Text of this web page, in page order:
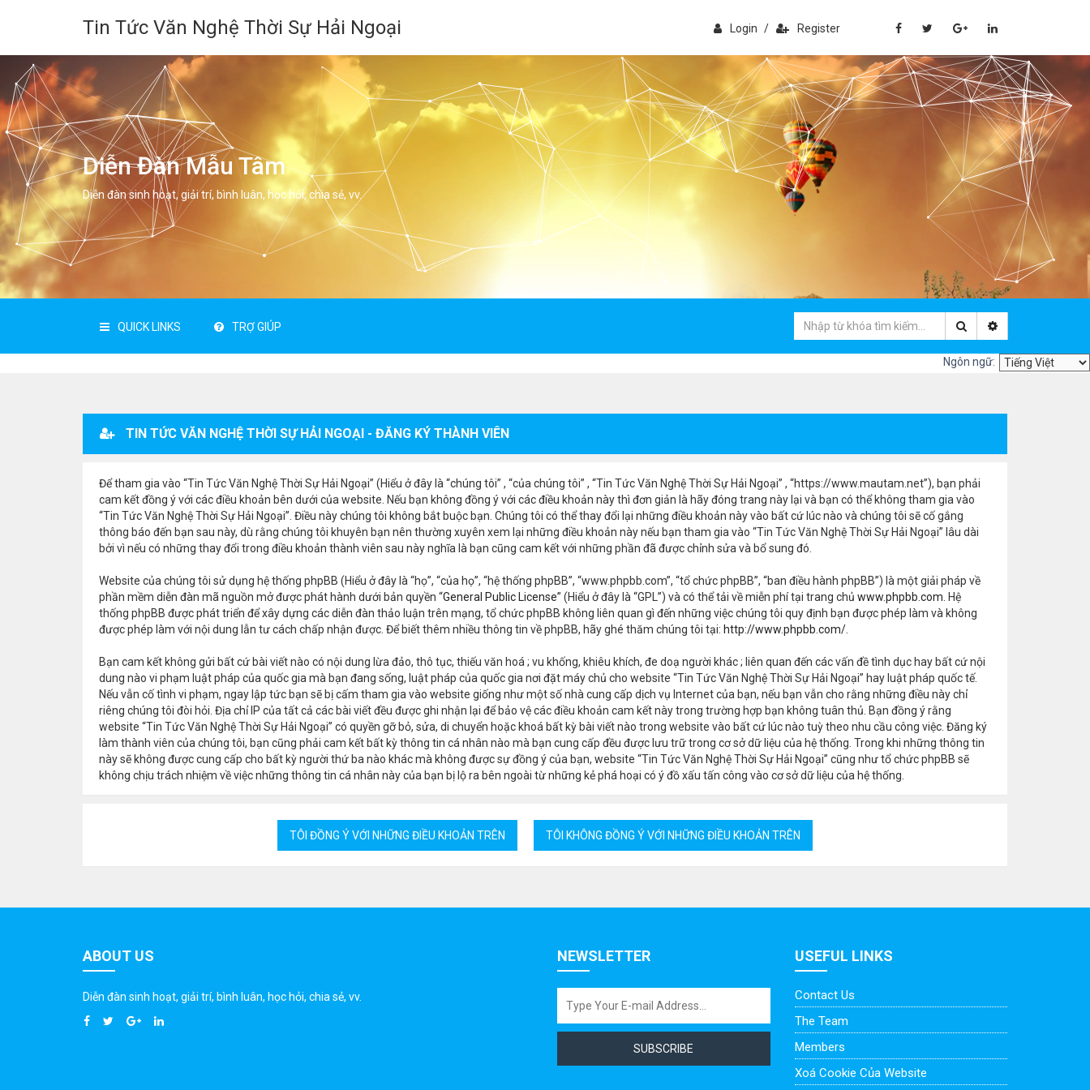
Tin Tức Văn Nghệ Thời Sự Hải Ngoại Login / Register
Diễn Đàn Mẫu Tâm
Diễn đàn sinh hoạt, giải trí, bình luân, học hỏi, chia sẻ, vv.
QUICK LINKS TRỢ GIÚP
Ngôn ngữ:
TIN TỨC VĂN NGHỆ THỜI SỰ HẢI NGOẠI - ĐĂNG KÝ THÀNH VIÊN
Để tham gia vào “Tin Tức Văn Nghệ Thời Sự Hải Ngoại” (Hiểu ở đây là “chúng tôi” , “của chúng tôi” , “Tin Tức Văn Nghệ Thời Sự Hải Ngoại” , “https://www.mautam.net”), bạn phải
cam kết đồng ý với các điều khoản bên dưới của website. Nếu bạn không đồng ý với các điều khoản này thì đơn giản là hãy đóng trang này lại và bạn có thể không tham gia vào
“Tin Tức Văn Nghệ Thời Sự Hải Ngoại”. Điều này chúng tôi không bắt buộc bạn. Chúng tôi có thể thay đổi lại những điều khoản này vào bất cứ lúc nào và chúng tôi sẽ cố gắng
thông báo đến bạn sau này, dù rằng chúng tôi khuyên bạn nên thường xuyên xem lại những điều khoản này nếu bạn tham gia vào “Tin Tức Văn Nghệ Thời Sự Hải Ngoại” lâu dài
bởi vì nếu có những thay đổi trong điều khoản thành viên sau này nghĩa là bạn cũng cam kết với những phần đã được chỉnh sửa và bổ sung đó.
Website của chúng tôi sử dụng hệ thống phpBB (Hiểu ở đây là “họ”, “của họ”, “hệ thống phpBB”, “www.phpbb.com”, “tổ chức phpBB”, “ban điều hành phpBB”) là một giải pháp về
phần mềm diễn đàn mã nguồn mở được phát hành dưới bản quyền “General Public License” (Hiểu ở đây là “GPL”) và có thể tải về miễn phí tại trang chủ www.phpbb.com . Hệ
thống phpBB được phát triển để xây dựng các diễn đàn thảo luận trên mạng, tổ chức phpBB không liên quan gì đến những việc chúng tôi quy định bạn được phép làm và không
được phép làm với nội dung lẫn tư cách chấp nhận được. Để biết thêm nhiều thông tin về phpBB, hãy ghé thăm chúng tôi tại: http://www.phpbb.com/
Bạn cam kết không gửi bất cứ bài viết nào có nội dung lừa đảo, thô tục, thiếu văn hoá ; vu khống, khiêu khích, đe doạ người khác ; liên quan đến các vấn đề tình dục hay bất cứ nội
dung nào vi phạm luật pháp của quốc gia mà bạn đang sống, luật pháp của quốc gia nơi đặt máy chủ cho website “Tin Tức Văn Nghệ Thời Sự Hải Ngoại” hay luật pháp quốc tế.
Nếu vẫn cố tình vi phạm, ngay lập tức bạn sẽ bị cấm tham gia vào website giống như một số nhà cung cấp dịch vụ Internet của bạn, nếu bạn vẫn cho rằng những điều này chỉ
riêng chúng tôi đòi hỏi. Địa chỉ IP của tất cả các bài viết đều được ghi nhận lại để bảo vệ các điều khoản cam kết này trong trường hợp bạn không tuân thủ. Bạn đồng ý rằng
website “Tin Tức Văn Nghệ Thời Sự Hải Ngoại” có quyền gỡ bỏ, sửa, di chuyển hoặc khoá bất kỳ bài viết nào trong website vào bất cứ lúc nào tuỳ theo nhu cầu công việc. Đăng ký
làm thành viên của chúng tôi, bạn cũng phải cam kết bất kỳ thông tin cá nhân nào mà bạn cung cấp đều được lưu trữ trong cơ sở dữ liệu của hệ thống. Trong khi những thông tin
này sẽ không được cung cấp cho bất kỳ người thứ ba nào khác mà không được sự đồng ý của bạn, website “Tin Tức Văn Nghệ Thời Sự Hải Ngoại” cũng như tổ chức phpBB sẽ
không chịu trách nhiệm về việc những thông tin cá nhân này của bạn bị lộ ra bên ngoài từ những kẻ phá hoại có ý đồ xấu tấn công vào cơ sở dữ liệu của hệ thống.
ABOUT US
Diễn đàn sinh hoạt, giải trí, bình luân, học hỏi, chia sẻ, vv.
NEWSLETTER
SUBSCRIBE
USEFUL LINKS
Contact Us
The Team
Members
Xoá Cookie Của Website